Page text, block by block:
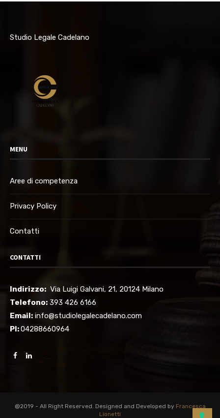
Studio Legale Cadelano
MENU
Aree di competenza
Privacy Policy
Contatti
CONTATTI
Indirizzo: Via Luigi Galvani, 21, 20124 Milano
Telefono: 393 426 6166
Email: info@studiolegalecadelano.com
PI:04288660964
@2019 - All Right Reserved. Designed and Developed by Francesca
Lionetti